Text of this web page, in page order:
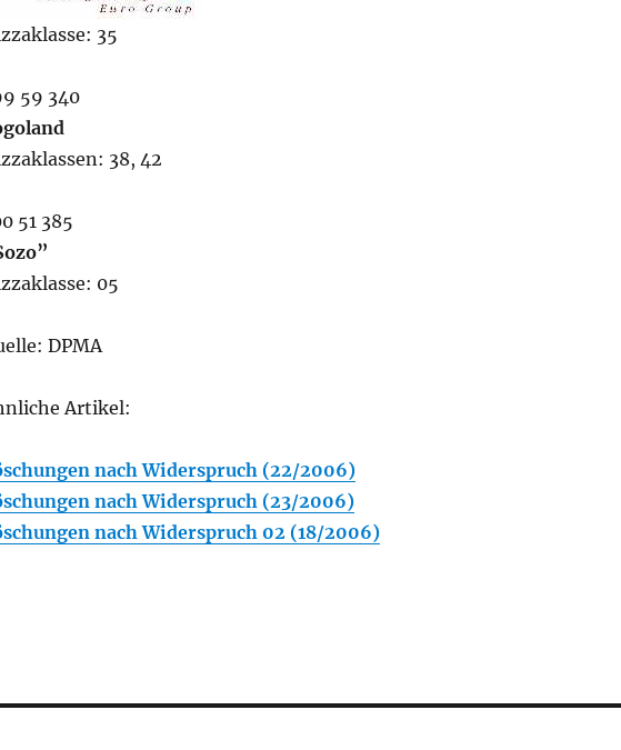
35
59 340
38, 42
51 385
05
DPMA
Artikel:
nach Widerspruch (22/2006)
nach Widerspruch (23/2006)
nach Widerspruch 02 (18/2006)